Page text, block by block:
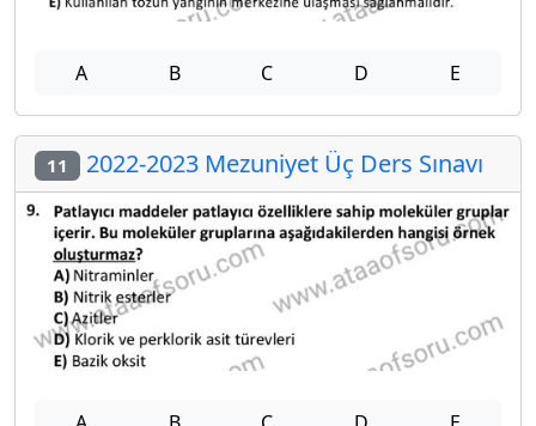
A B C D E
11 2022-2023 Mezuniyet Üç Ders Sınavı